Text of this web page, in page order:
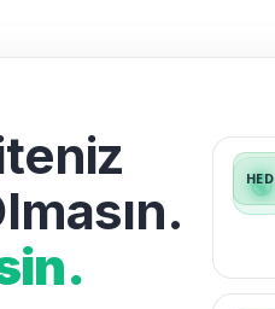
public